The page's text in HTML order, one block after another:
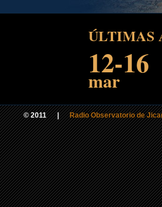
ÚLTIMAS
12-16
mar
© 2011 |Radio Observatorio de